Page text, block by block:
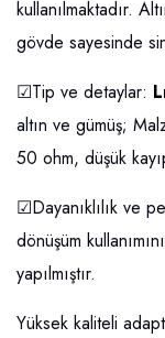
kullanılmaktadır.
gövde sayesinde
☑Tip ve detaylar:
altın ve gümüş;
50 ohm, düşük
☑Dayanıklılık ve
dönüşüm
yapılmıştır.
Yüksek kaliteli